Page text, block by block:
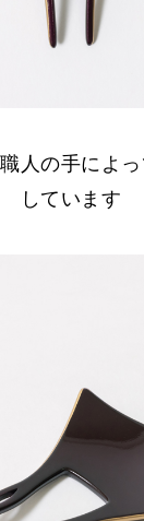
人の手によ
しています